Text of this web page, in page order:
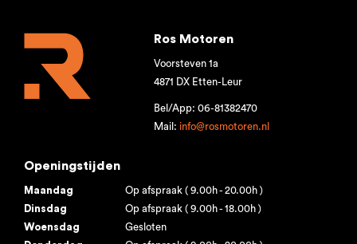
Ros Motoren
Voorsteven 1a
4871 DX Etten-Leur
Bel/App: 06-81382470
Mail: info@rosmotoren.nl
Openingstijden
Maandag
Op afspraak ( 9.00h - 20.00h )
Dinsdag
Op afspraak ( 9.00h - 18.00h )
Woensdag
Gesloten